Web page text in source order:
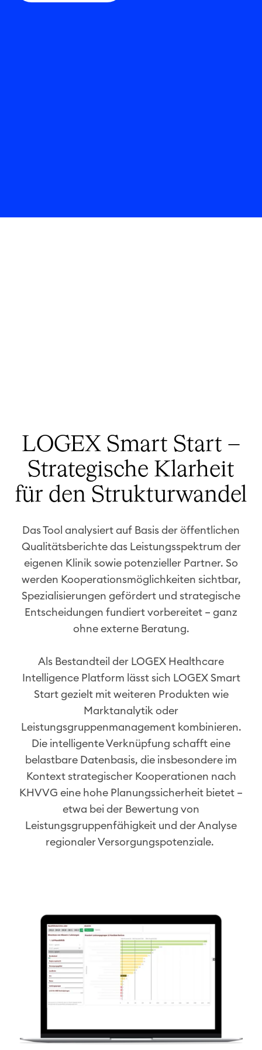
LOGEX Smart Start –
Strategische Klarheit
für den Strukturwandel​​
Das Tool analysiert auf Basis der öffentlichen
Qualitätsberichte das Leistungsspektrum der
eigenen Klinik sowie potenzieller Partner. So
werden Kooperationsmöglichkeiten sichtbar,
Spezialisierungen gefördert und strategische
Entscheidungen fundiert vorbereitet – ganz
ohne externe Beratung.​
Als Bestandteil der LOGEX Healthcare
Intelligence Platform lässt sich LOGEX Smart
Start gezielt mit weiteren Produkten wie
Marktanalytik oder
Leistungsgruppenmanagement kombinieren.
Die intelligente Verknüpfung schafft eine
belastbare Datenbasis, die insbesondere im
Kontext strategischer Kooperationen nach
KHVVG eine hohe Planungssicherheit bietet –
etwa bei der Bewertung von
Leistungsgruppenfähigkeit und der Analyse
regionaler Versorgungspotenziale. ​